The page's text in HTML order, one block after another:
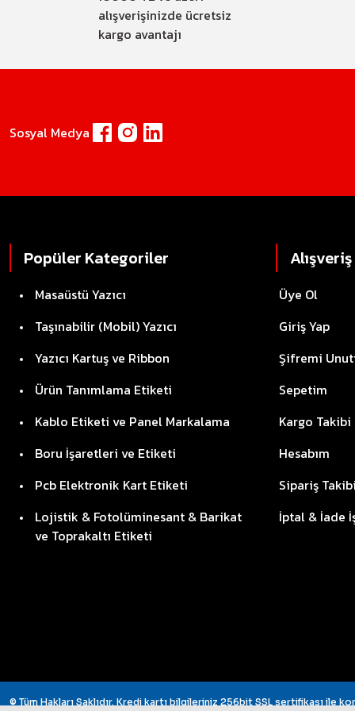
alışverişinizde ücretsiz
kargo avantajı
Sosyal Medya
Popüler Kategoriler
Masaüstü Yazıcı
Taşınabilir (Mobil) Yazıcı
Yazıcı Kartuş ve Ribbon
Ürün Tanımlama Etiketi
Kablo Etiketi ve Panel Markalama
Boru İşaretleri ve Etiketi
Pcb Elektronik Kart Etiketi
Lojistik & Fotolüminesant & Barikat
ve Toprakaltı Etiketi
Alışveriş
Üye Ol
Giriş Yap
Şifremi
Sepetim
Kargo Takibi
Hesabım
Sipariş
İptal & İade
© Tüm Hakları Saklıdır. Kredi kartı bilgileriniz 256bit SSL sertifikası ile